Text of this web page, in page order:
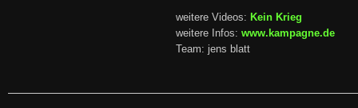
weitere Videos: Kein Krieg
weitere Infos: www.kampagne.de
Team: jens blatt